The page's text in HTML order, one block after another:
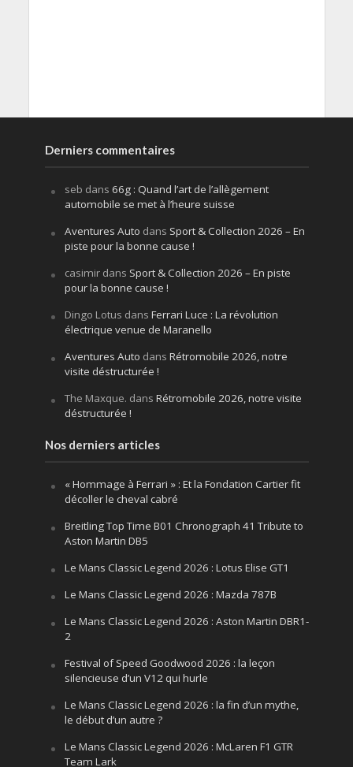
Derniers commentaires
seb dans 66g : Quand l’art de l’allègement
automobile se met à l’heure suisse
Aventures Auto dans Sport & Collection 2026 – En
piste pour la bonne cause !
casimirdans Sport & Collection 2026 – En piste
pour la bonne cause !
Dingo Lotus dans Ferrari Luce : La révolution
électrique venue de Maranello
Aventures Auto dans Rétromobile 2026, notre
visite déstructurée !
The Maxque. dans Rétromobile 2026, notre visite
déstructurée !
Nos derniers articles
« Hommage à Ferrari » : Et la Fondation Cartier fit
décoller le cheval cabré
Breitling Top Time B01 Chronograph 41 Tribute to
Aston Martin DB5
Le Mans Classic Legend 2026 : Lotus Elise GT1
Le Mans Classic Legend 2026 : Mazda 787B
Le Mans Classic Legend 2026 : Aston Martin DBR1-
2
Festival of Speed Goodwood 2026 : la leçon
silencieuse d’un V12 qui hurle
Le Mans Classic Legend 2026 : la fin d’un mythe,
le début d’un autre ?
Le Mans Classic Legend 2026 : McLaren F1 GTR
Team Lark